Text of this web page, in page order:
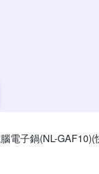
電子鍋(NL-GAF10)(